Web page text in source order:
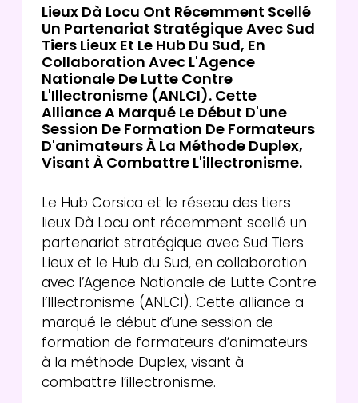
Lieux Dà Locu Ont Récemment Scellé
Un Partenariat Stratégique Avec Sud
Tiers Lieux Et Le Hub Du Sud, En
Collaboration Avec L'Agence
Nationale De Lutte Contre
L'Illectronisme (ANLCI). Cette
Alliance A Marqué Le Début D'une
Session De Formation De Formateurs
D'animateurs À La Méthode Duplex,
Visant À Combattre L'illectronisme.
Le Hub Corsica et le réseau des tiers
lieux Dà Locu ont récemment scellé un
partenariat stratégique avec Sud Tiers
Lieux et le Hub du Sud, en collaboration
avec l’Agence Nationale de Lutte Contre
l’Illectronisme (ANLCI). Cette alliance a
marqué le début d’une session de
formation de formateurs d’animateurs
à la méthode Duplex, visant à
combattre l’illectronisme.